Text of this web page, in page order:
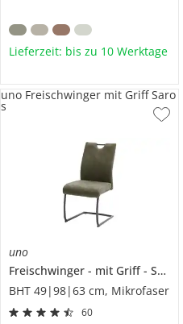
Lieferzeit: bis zu 10 Werktage
uno
Freischwinger
mit Griff
Saros
BHT 49|98|63 cm, Mikrofaser
60
uno Freischwinger mit Griff Saro
s